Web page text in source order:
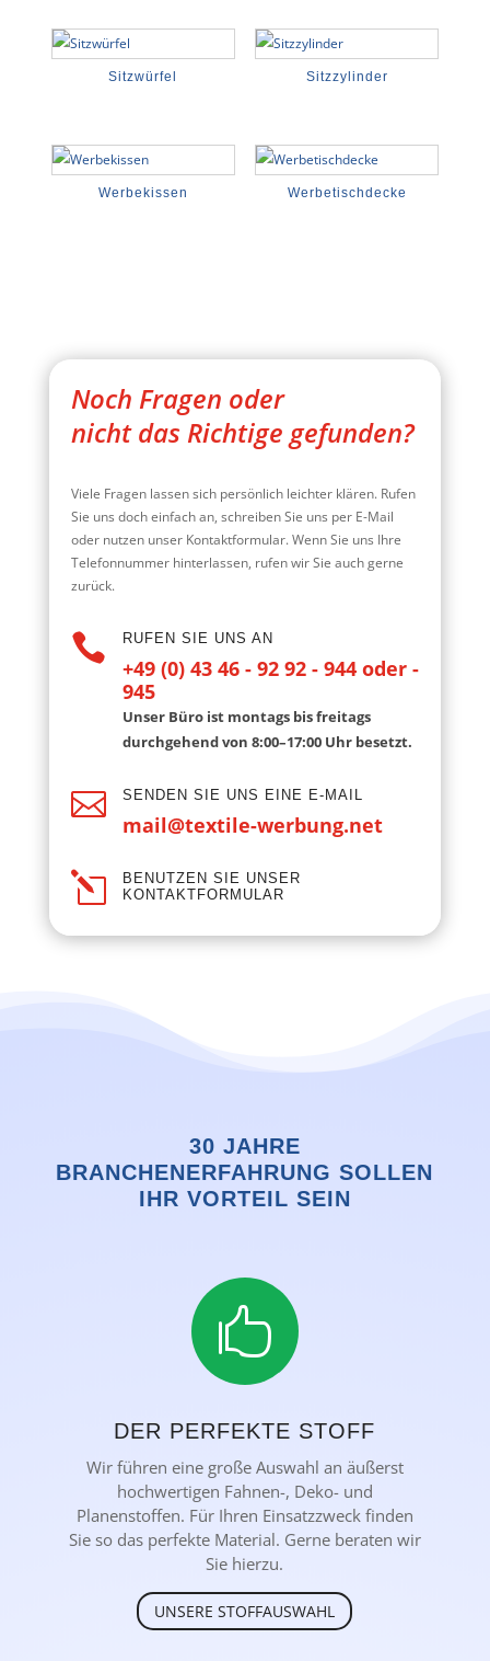
Sitzwürfel Sitzzylinder
Werbekissen Werbetischdecke
Noch Fragen oder
nicht das Richtige gefunden?
Viele Fragen lassen sich persönlich leichter klären. Rufen
Sie uns doch einfach an, schreiben Sie uns per E-Mail
oder nutzen unser Kontaktformular. Wenn Sie uns Ihre
Telefonnummer hinterlassen, rufen wir Sie auch gerne
zurück.
 RUFEN SIE UNS AN
+49 (0) 43 46 - 92 92 - 944 oder -
945
Unser Büro ist montags bis freitags
durchgehend von 8:00–17:00 Uhr besetzt.
 SENDEN SIE UNS EINE E-MAIL
mail@textile-werbung.net
l
BENUTZEN SIE UNSER
KONTAKTFORMULAR
30 JAHRE
BRANCHENERFAHRUNG SOLLEN
IHR VORTEIL SEIN

DER PERFEKTE STOFF
Wir führen eine große Auswahl an äußerst
hochwertigen Fahnen-, Deko- und
Planenstoffen. Für Ihren Einsatzzweck finden
Sie so das perfekte Material. Gerne beraten wir
Sie hierzu.
UNSERE STOFFAUSWAHL